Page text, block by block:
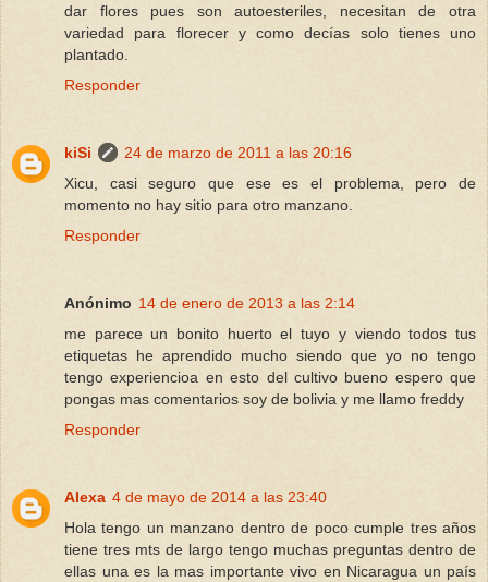
dar flores pues son autoesteriles, necesitan de otra
variedad para florecer y como decías solo tienes uno
plantado.
Responder
kiSi
24 de marzo de 2011 a las 20:16
Xicu, casi seguro que ese es el problema, pero de
momento no hay sitio para otro manzano.
Responder
Anónimo 14 de enero de 2013 a las 2:14
me parece un bonito huerto el tuyo y viendo todos tus
etiquetas he aprendido mucho siendo que yo no tengo
tengo experiencioa en esto del cultivo bueno espero que
pongas mas comentarios soy de bolivia y me llamo freddy
Responder
Alexa 4 de mayo de 2014 a las 23:40
Hola tengo un manzano dentro de poco cumple tres años
tiene tres mts de largo tengo muchas preguntas dentro de
ellas una es la mas importante vivo en Nicaragua un país